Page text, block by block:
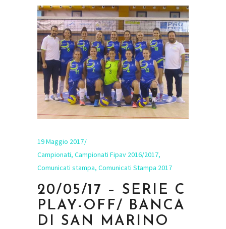
19 Maggio 2017
Campionati, Campionati Fipav 2016/2017,
Comunicati stampa, Comunicati Stampa 2017
20/05/17 – SERIE C
PLAY-OFF/ BANCA
DI SAN MARINO